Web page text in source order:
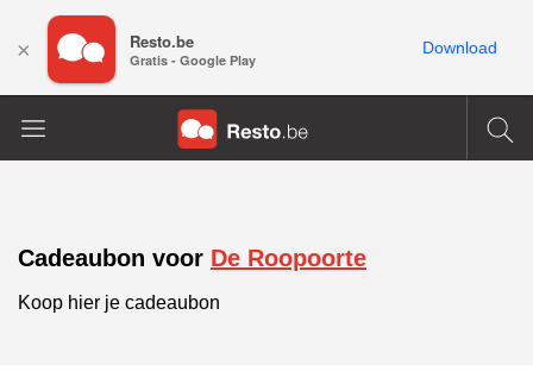
Cadeaubon voor De Roopoorte
Koop hier je cadeaubon
× Resto.be
Gratis - Google Play
Download